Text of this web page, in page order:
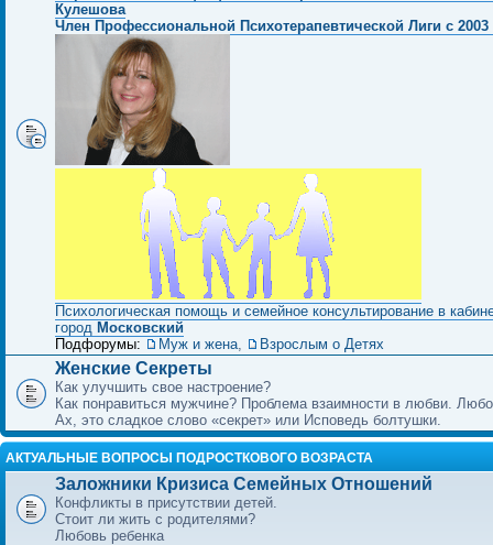
Кулешова
Член Профессиональной Психотерапевтической Лиги с 2003
Психологическая помощь и семейное консультирование в
город Московский
Подфорумы:
Муж и жена, Взрослым о Детях
Женские Секреты
Как улучшить свое настроение?
Как понравиться мужчине? Проблема взаимности в любви.
Ах, это сладкое слово «секрет» или Исповедь болтушки.
АКТУАЛЬНЫЕ ВОПРОСЫ ПОДРОСТКОВОГО ВОЗРАСТА
Заложники Кризиса Семейных Отношений
Конфликты в присутствии детей.
Стоит ли жить с родителями?
Любовь ребенка